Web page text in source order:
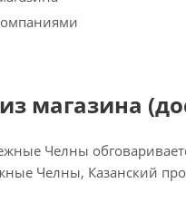
магазина
Челны
Челны, Казанский